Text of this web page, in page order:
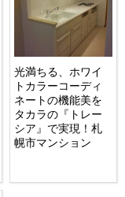
光満ちる、ホワイ
トカラーコーディ
ネートの機能美を
タカラの『トレー
シア』で実現！札
幌市マンション